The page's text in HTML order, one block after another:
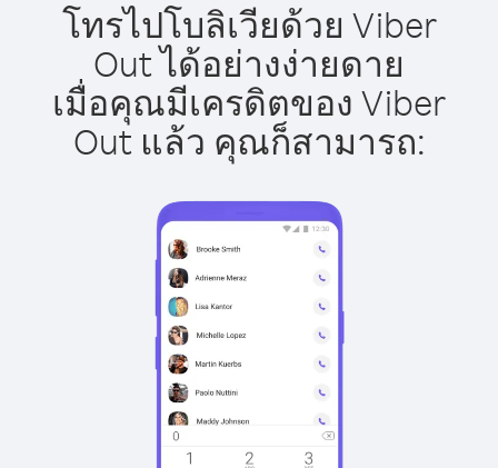
โทรไปโบลิเวียด้วย Viber
Out ได้อย่างง่ายดาย
เมื่อคุณมีเครดิตของ Viber
Out แล้ว คุณก็สามารถ: